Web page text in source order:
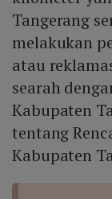
Tangerang
melakukan
atau
searah
Kabupaten
tentang
Kabupaten